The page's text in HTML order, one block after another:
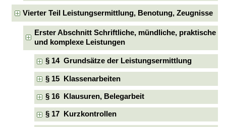
Vierter Teil Leistungsermittlung, Benotung, Zeugnisse
Erster Abschnitt Schriftliche, mündliche, praktische
und komplexe Leistungen
§ 14 Grundsätze der Leistungsermittlung
§ 15 Klassenarbeiten
§ 16 Klausuren, Belegarbeit
§ 17 Kurzkontrollen